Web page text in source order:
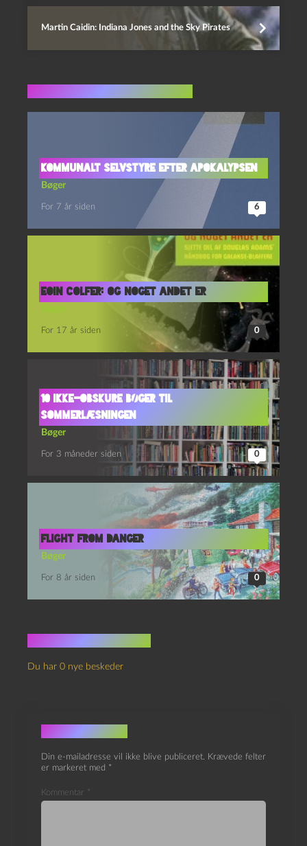
Martin Caidin: Indiana Jones and the Sky Pirates
Kommunalt selvstyre efter apokalypsen
Bøger
For 7 år siden 6
Eoin Colfer: Og noget andet er
For 17 år siden 0
10 ikke-obskure bøger til
sommerlæsningen
Bøger
For 3 måneder siden 0
Flight from Danger
Bøger
For 8 år siden 0
Du har 0 nye beskeder
Skriv et svar
Din e-mailadresse vil ikke blive publiceret. Krævede felter
er markeret med *
Kommentar *